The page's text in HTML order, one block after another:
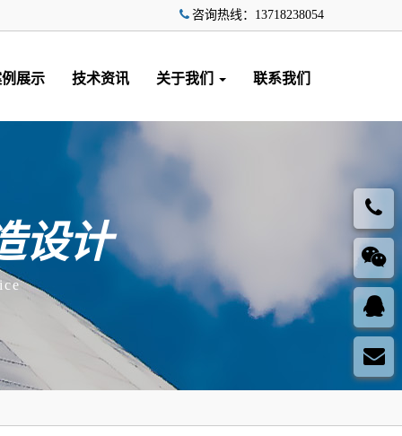
咨询热线：13718238054
展示 技术资讯 关于我们 联系我们
设计